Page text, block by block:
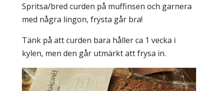
Spritsa/bred curden på muffinsen och garnera
med några lingon, frysta går bra!
Tänk på att curden bara håller ca 1 vecka i
kylen, men den går utmärkt att frysa in.